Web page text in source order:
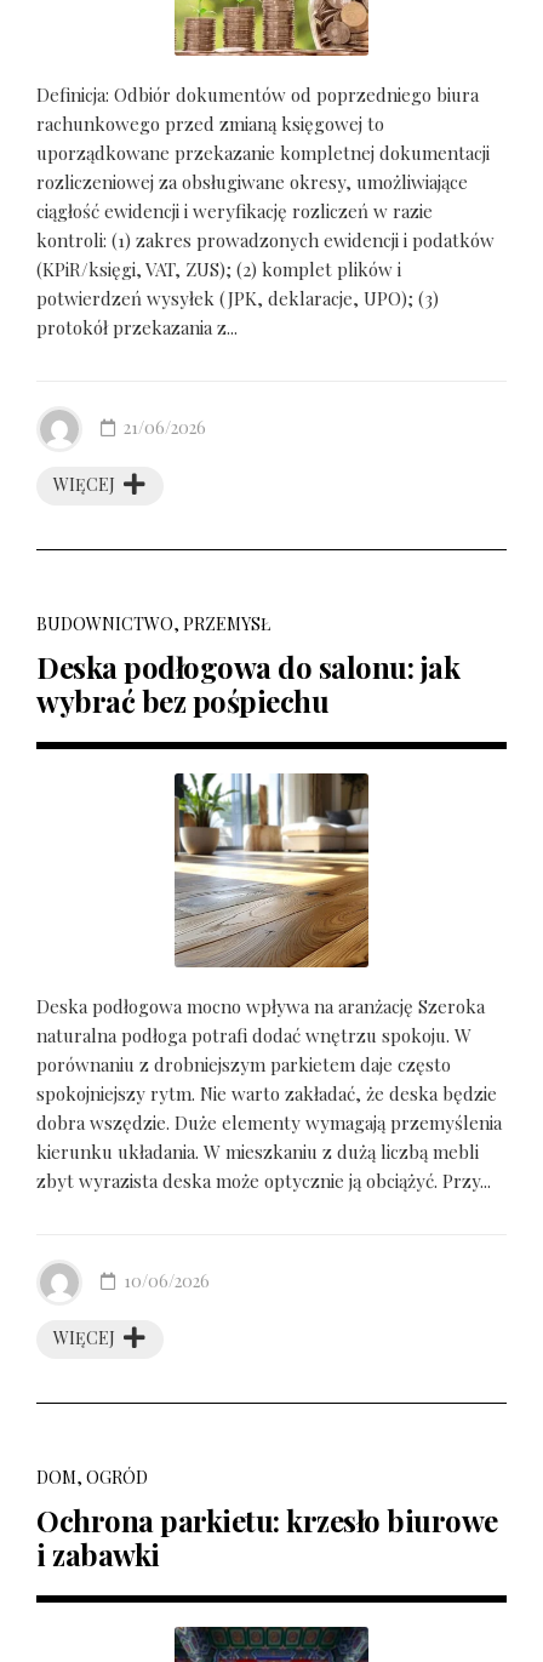
Definicja: Odbiór dokumentów od poprzedniego biura
rachunkowego przed zmianą księgowej to
uporządkowane przekazanie kompletnej dokumentacji
rozliczeniowej za obsługiwane okresy, umożliwiające
ciągłość ewidencji i weryfikację rozliczeń w razie
kontroli: (1) zakres prowadzonych ewidencji i podatków
(KPiR/księgi, VAT, ZUS); (2) komplet plików i
potwierdzeń wysyłek (JPK, deklaracje, UPO); (3)
protokół przekazania z...
WIĘCEJ
21/06/2026
BUDOWNICTWO, PRZEMYSŁ
Deska podłogowa do salonu: jak
wybrać bez pośpiechu
Deska podłogowa mocno wpływa na aranżację Szeroka
naturalna podłoga potrafi dodać wnętrzu spokoju. W
porównaniu z drobniejszym parkietem daje często
spokojniejszy rytm. Nie warto zakładać, że deska będzie
dobra wszędzie. Duże elementy wymagają przemyślenia
kierunku układania. W mieszkaniu z dużą liczbą mebli
zbyt wyrazista deska może optycznie ją obciążyć. Przy...
WIĘCEJ
10/06/2026
DOM, OGRÓD
Ochrona parkietu: krzesło biurowe
i zabawki